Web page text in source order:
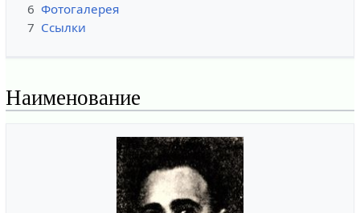
6 Фотогалерея
7 Ссылки
Наименование